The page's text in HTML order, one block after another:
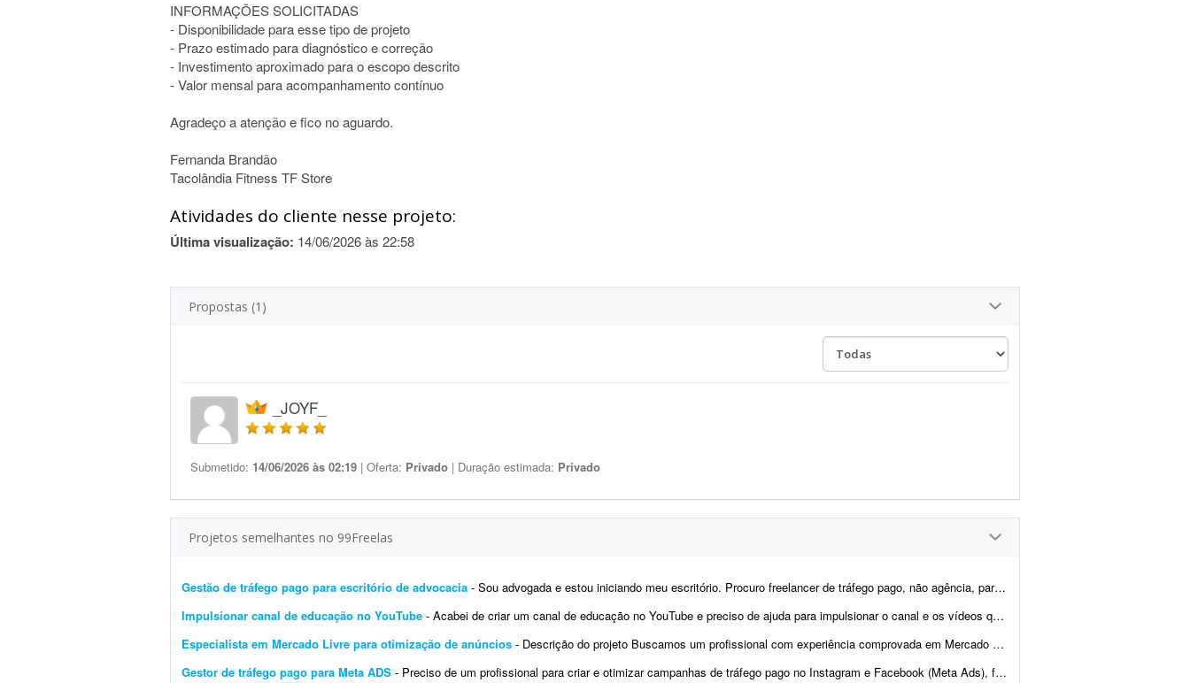
INFORMAÇÕES SOLICITADAS
- Disponibilidade para esse tipo de projeto
- Prazo estimado para diagnóstico e correção
- Investimento aproximado para o escopo descrito
- Valor mensal para acompanhamento contínuo
Agradeço a atenção e fico no aguardo.
Fernanda Brandão
Tacolândia Fitness TF Store
Atividades do cliente nesse projeto:
Última visualização: 14/06/2026 às 22:58
Propostas (1)
_JOYF_
Submetido: 14/06/2026 às 02:19 | Oferta: Privado | Duração estimada: Privado
Projetos semelhantes no 99Freelas
Gestão de tráfego pago para escritório de advocacia - Sou advogada e estou iniciando meu escritório. Procuro freelancer de tráfego pago, não agência, para começarmos pequeno e crescermos juntos conforme os resultados ...
Impulsionar canal de educação no YouTube - Acabei de criar um canal de educação no YouTube e preciso de ajuda para impulsionar o canal e os vídeos que serão publicados. O canal foi criado esta semana e possui 1 v...
Especialista em Mercado Livre para otimização de anúncios - Descrição do projeto Buscamos um profissional com experiência comprovada em Mercado Livre para analisar, organizar e melhorar nossa operação dentro da plataforma....
Gestor de tráfego pago para Meta ADS - Preciso de um profissional para criar e otimizar campanhas de tráfego pago no Instagram e Facebook (Meta Ads), focadas em geração de clientes para psicopedagogia e consultoria ...